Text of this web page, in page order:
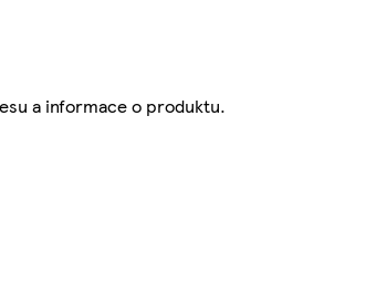
a informace o produktu.